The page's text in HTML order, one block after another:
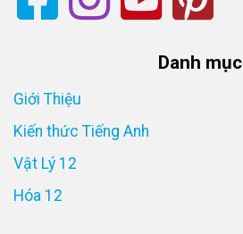
Danh mục
Giới Thiệu
Kiến thức Tiếng Anh
Vật Lý 12
Hóa 12